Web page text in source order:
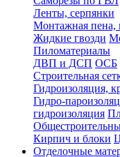
Ленты, серпянки
Монтажная пена,
Жидкие гвозди
Пиломатериалы
ДВП и ДСП ОСБ
Строительная
Гидроизоляция,
Гидро-
гидроизоляция
Кирпич и блоки
Отделочные